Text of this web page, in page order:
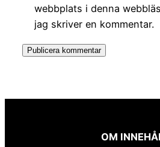
webbplats i denna
jag skriver en kommentar.
OM